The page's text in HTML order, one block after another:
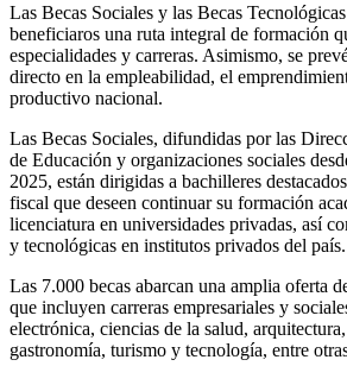
Las Becas Sociales y las Becas
beneficiaros una ruta integral de formación
especialidades y carreras. Asimismo, se
directo en la empleabilidad, el
productivo nacional.
Las Becas Sociales, difundidas por las
de Educación y organizaciones sociales
2025, están dirigidas a bachilleres
fiscal que deseen continuar su formación
licenciatura en universidades privadas, así
y tecnológicas en institutos privados del país.
Las 7.000 becas abarcan una amplia oferta
que incluyen carreras empresariales y
electrónica, ciencias de la salud,
gastronomía, turismo y tecnología, entre